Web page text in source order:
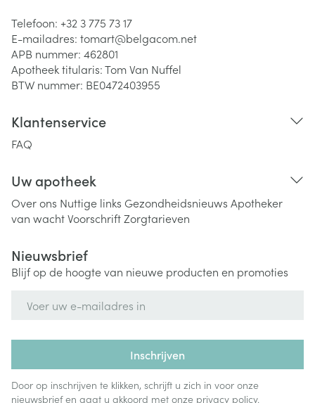
Telefoon: +32 3 775 73 17
E-mailadres: tomart@belgacom.net
APB nummer: 462801
Apotheek titularis:Tom Van Nuffel
BTW nummer: BE0472403955
Klantenservice
FAQ
Uw apotheek
Over ons Nuttige links Gezondheidsnieuws Apotheker
van wachtVoorschriftZorgtarieven
Nieuwsbrief
Blijf op de hoogte van nieuwe producten en promoties
Inschrijven
Door op inschrijven te klikken, schrijft u zich in voor onze
nieuwsbrief en gaat u akkoord met onze privacy policy.